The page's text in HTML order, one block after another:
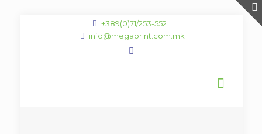
+389(0)71/253-552
info@megaprint.com.mk